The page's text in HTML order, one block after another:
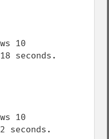
10
seconds.
10
seconds.